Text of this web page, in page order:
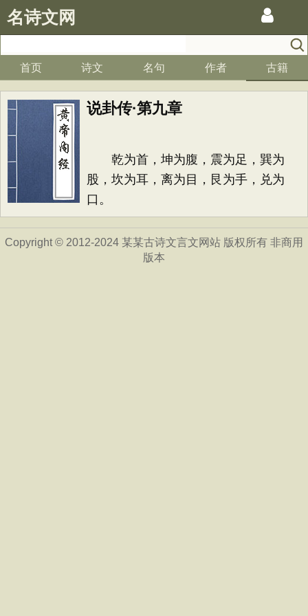
名诗文网
首页 诗文 名句 作者 古籍
说卦传·第九章
乾为首，坤为腹，震为足，巽为
股，坎为耳，离为目，艮为手，兑为
口。
Copyright © 2012-2024 某某古诗文言文网站 版权所有 非商用
版本